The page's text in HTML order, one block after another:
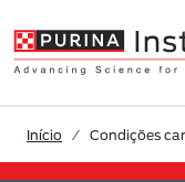
Início Condições